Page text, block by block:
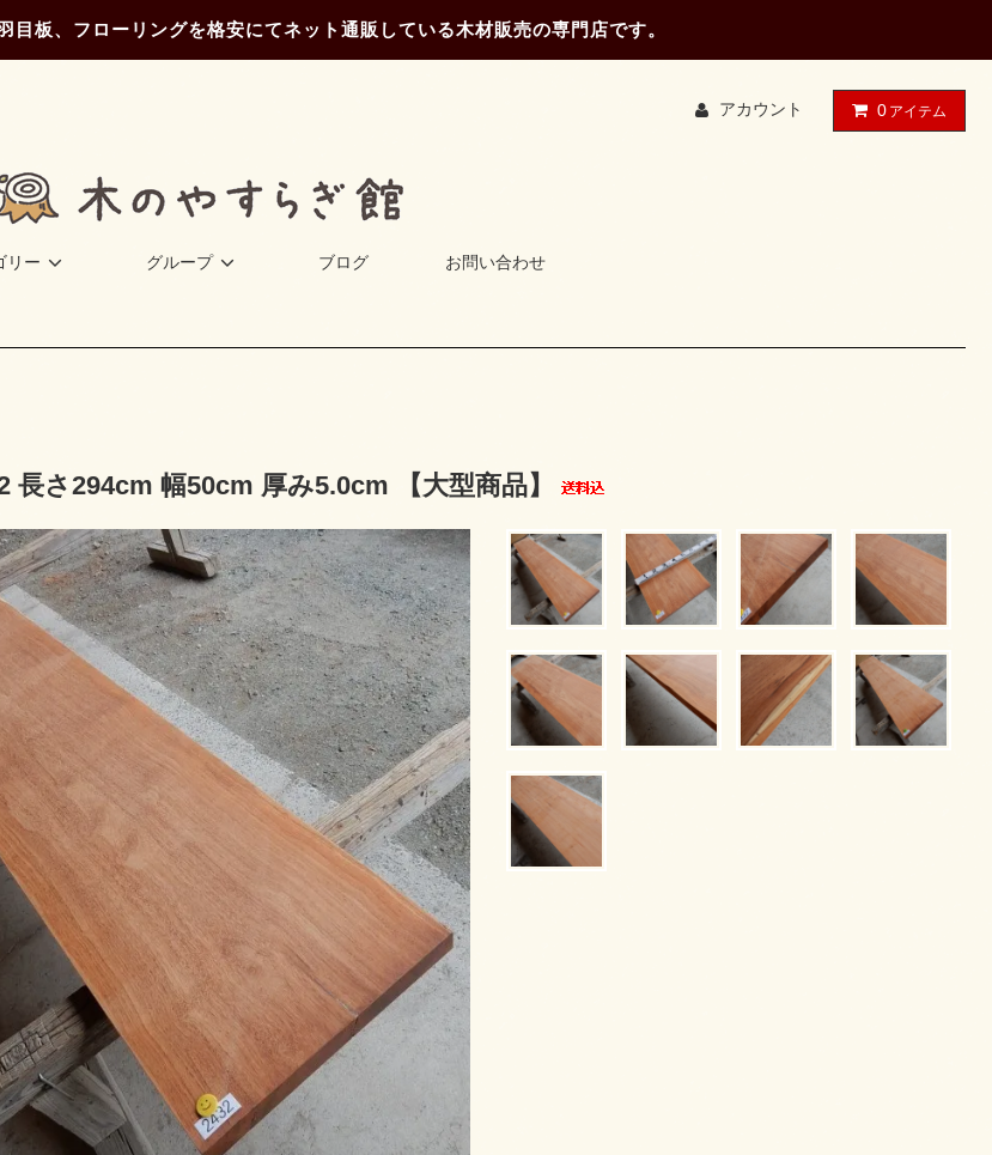
目板、フローリングを格安にてネット通販している木材販売の専門店です。
アカウント 0 アイテム
リー グループ ブログ お問い合わせ
長さ294cm 幅50cm 厚み5.0cm 【大型商品】